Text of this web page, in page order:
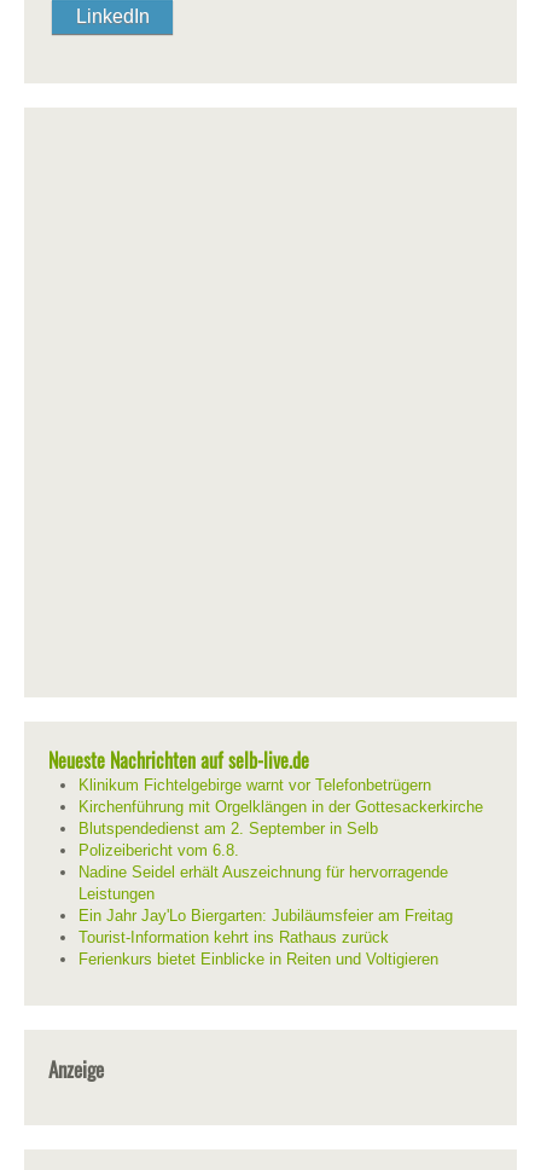
LinkedIn
Neueste Nachrichten auf selb-live.de
Klinikum Fichtelgebirge warnt vor Telefonbetrügern
Kirchenführung mit Orgelklängen in der Gottesackerkirche
Blutspendedienst am 2. September in Selb
Polizeibericht vom 6.8.
Nadine Seidel erhält Auszeichnung für hervorragende
Leistungen
Ein Jahr Jay'Lo Biergarten: Jubiläumsfeier am Freitag
Tourist-Information kehrt ins Rathaus zurück
Ferienkurs bietet Einblicke in Reiten und Voltigieren
Anzeige